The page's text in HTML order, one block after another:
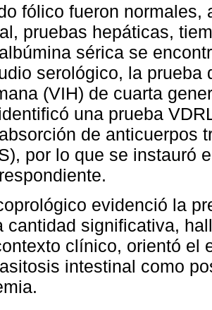
fólico fueron normales,
pruebas hepáticas,
sérica se
serológico, la prueba
(VIH) de cuarta
una prueba
de anticuerpos
por lo que se instauró
evidenció la
cantidad significativa,
clínico, orientó el
intestinal como